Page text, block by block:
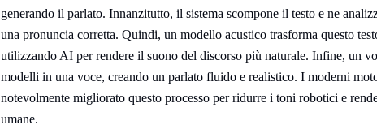
generando il parlato. Innanzitutto, il sistema scompone il testo e ne
una pronuncia corretta. Quindi, un modello acustico trasforma questo
utilizzando AI per rendere il suono del discorso più naturale. Infine, un
modelli in una voce, creando un parlato fluido e realistico. I moderni
notevolmente migliorato questo processo per ridurre i toni robotici e
umane.